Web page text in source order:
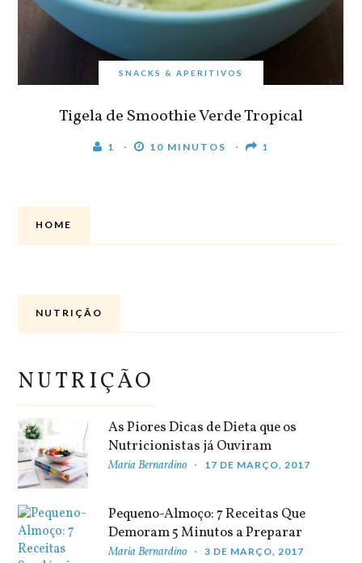
SNACKS & APERITIVOS
Tigela de Smoothie Verde Tropical
1 10 MINUTOS 1
HOME
NUTRIÇÃO
NUTRIÇÃO
As Piores Dicas de Dieta que os
Nutricionistas já Ouviram
Maria Bernardino 17 DE MARÇO, 2017
Pequeno-Almoço: 7 Receitas Que
Demoram 5 Minutos a Preparar
Maria Bernardino 3 DE MARÇO, 2017